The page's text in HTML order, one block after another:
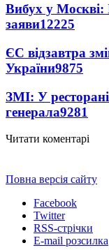
Вибух у Москві:
заяви12225
ЄС відзавтра
України9875
ЗМІ: У
генерала9281
Читати коментарі
Повна версія сайту
Facebook
Twitter
RSS-стрічки
E-mail розсилка